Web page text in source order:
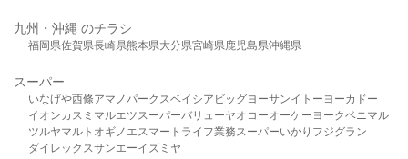
九州・沖縄 のチラシ
福岡県佐賀県長崎県熊本県大分県宮崎県鹿児島県沖縄県
スーパー
いなげや西條アマノパークスベイシア ビッグヨーサンイトーヨーカドー
イオンカスミ マルエツスーパーバリューヤオコーオーケー ヨークベニマル
ツルヤマルト オギノ エスマート ライフ業務スーパーいかり フジグラン
ダイレックスサンエーイズミヤ